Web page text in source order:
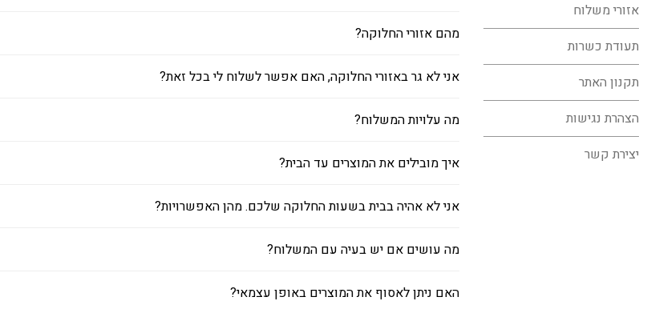
אזורי משלוח
תעודת כשרות
תקנון האתר
הצהרת נגישות
יצירת קשר
מהם אזורי החלוקה?
אני לא גר באזורי החלוקה, האם אפשר לשלוח לי בכל זאת?
מה עלויות המשלוח?
איך מובילים את המוצרים עד הבית?
אני לא אהיה בבית בשעות החלוקה שלכם. מהן האפשרויות?
מה עושים אם יש בעיה עם המשלוח?
האם ניתן לאסוף את המוצרים באופן עצמאי?